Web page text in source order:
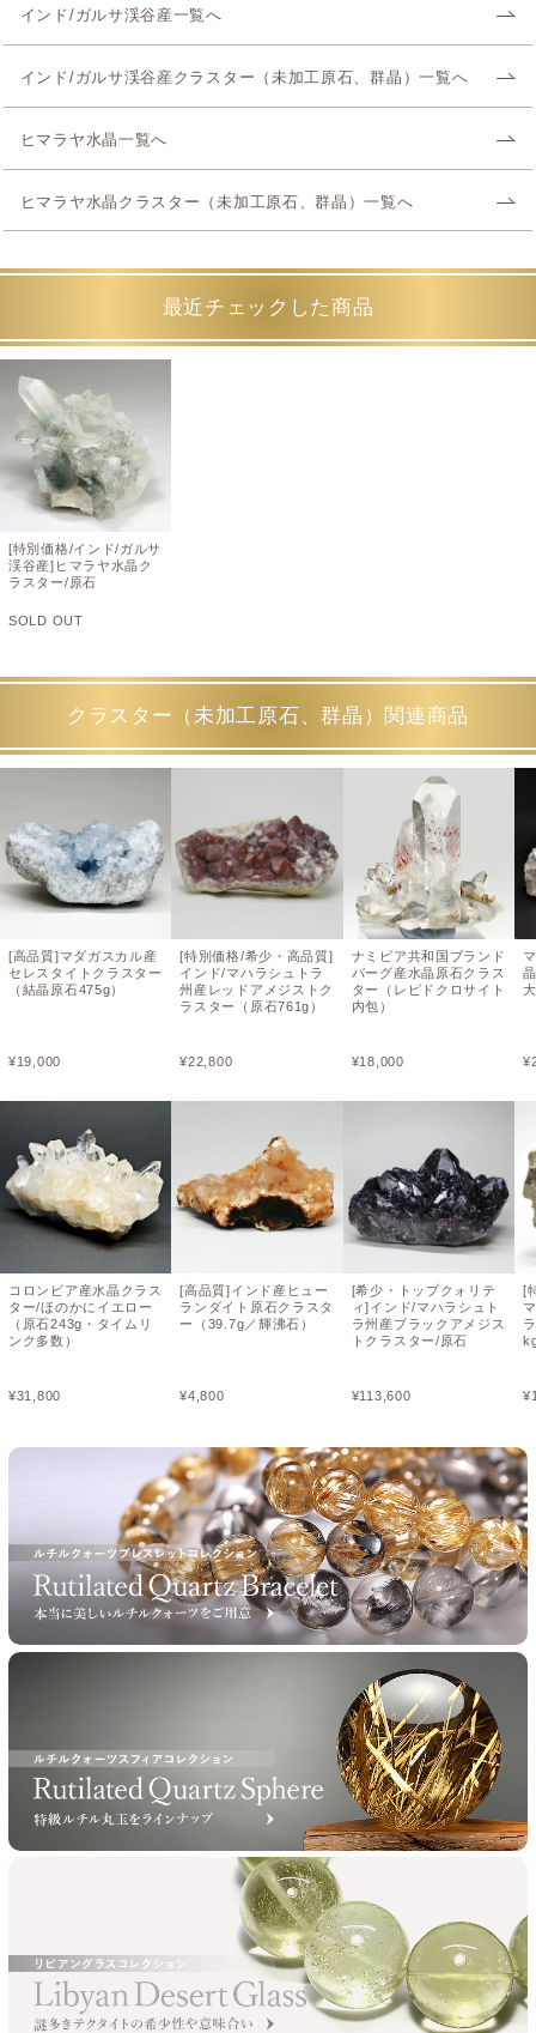
インド/ガルサ渓谷産一覧へ
インド/ガルサ渓谷産クラスター（未加工原石、群晶）一覧へ
ヒマラヤ水晶一覧へ
ヒマラヤ水晶クラスター（未加工原石、群晶）一覧へ
最近チェックした商品
[特別価格/インド/ガルサ
渓谷産]ヒマラヤ水晶ク
ラスター/原石
SOLD OUT
クラスター（未加工原石、群晶）関連商品
[高品質]マダガスカル産
セレスタイトクラスター
（結晶原石475g）
¥19,000
コロンビア産水晶クラス
ター/ほのかにイエロー
（原石243g・タイムリ
ンク多数）
¥31,800
[特別価格/希少・高品質]
インド/マハラシュトラ
州産レッドアメジストク
ラスター（原石761g）
¥22,800
[高品質]インド産ヒュー
ランダイト原石クラスタ
ー（39.7g／輝沸石）
¥4,800
ナミビア共和国ブランド
バーグ産水晶原石クラス
ター（レピドクロサイト
内包）
¥18,000
[希少・トップクォリテ
ィ]インド/マハラシュト
ラ州産ブラックアメジス
トクラスター/原石
¥113,600
¥
[
¥